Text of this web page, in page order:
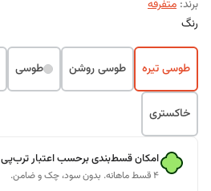
برند: متفرقه
رنگ
طوسی تیره طوسی روشن طوسی
خاکستری
امکان قسط‌بندی برحسب اعتبار ترب‌پی
۴ قسط ماهانه. بدون سود، چک و ضامن.